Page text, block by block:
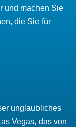
und machen Sie
die Sie für
unglaubliches
Vegas, das von